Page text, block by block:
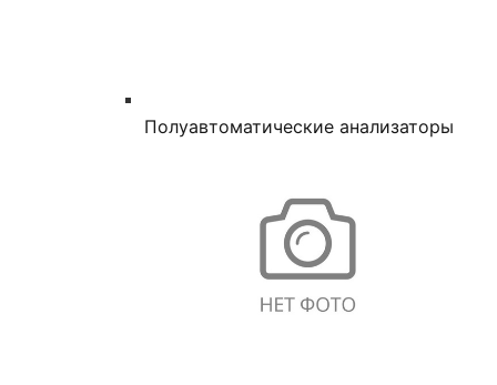
Полуавтоматические анализаторы